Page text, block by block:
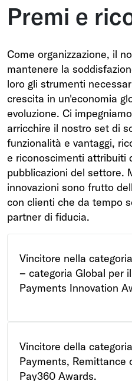
Premi e
Come organizzazione, il
mantenere la
loro gli strumenti
crescita in un'economia
evoluzione. Ci
arricchire il nostro set di
funzionalità e vantaggi,
e riconoscimenti attribuiti
pubblicazioni del settore.
innovazioni sono frutto
con clienti che da tempo
partner di fiducia.
Vincitore nella
– categoria Global per
Payments Innovation
Vincitore della
Payments, Remittance
Pay360 Awards.